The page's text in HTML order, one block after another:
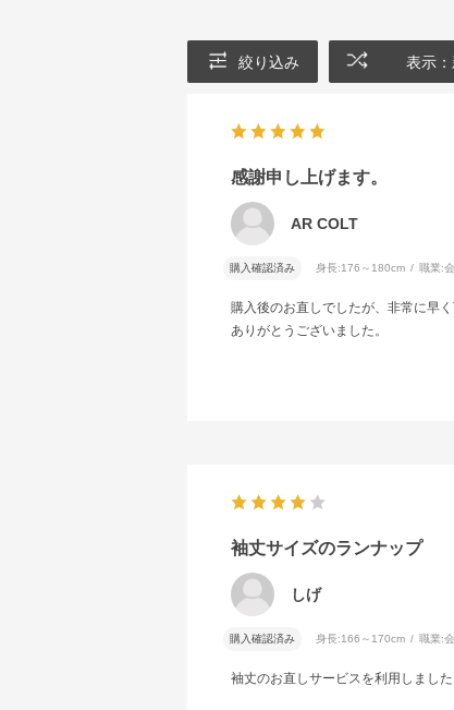
絞り込み 表示
感謝申し上げます。
AR COLT
購入確認済み 身長:176～180cm 職業:
購入後のお直しでしたが、非常に早く
ありがとうございました。
袖丈サイズのランナップ
しげ
購入確認済み 身長:166～170cm 職業:
袖丈のお直しサービスを利用しまし